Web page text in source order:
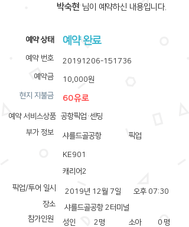
박숙현 ​님이 예약하신 내용입니다.
​예약 상태
예약 번호
예약금
​현지 지불금
부가 정보
픽업/투어 일시
장소
참가인원
예약 서비스상품
예약 완료
20191206-151736
10,000원
60유로
공항픽업·센딩
샤를드골공항 픽업
KE901
캐리어2
2019년 12월 7일
오후 07:30
샤를드골공항 2터미널
성인
2명 소아 0 명